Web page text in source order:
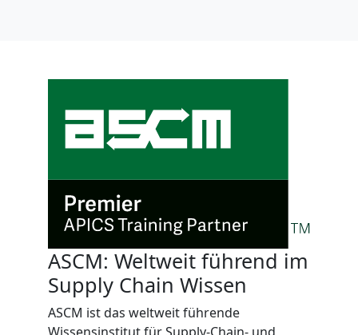
ASCM: Weltweit führend im
Supply Chain Wissen
ASCM ist das weltweit führende